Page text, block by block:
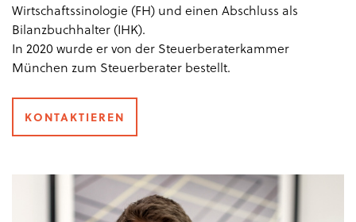
Wirtschaftssinologie (FH) und einen Abschluss als
Bilanzbuchhalter (IHK).
In 2020 wurde er von der Steuerberaterkammer
München zum Steuerberater bestellt.
KONTAKTIEREN